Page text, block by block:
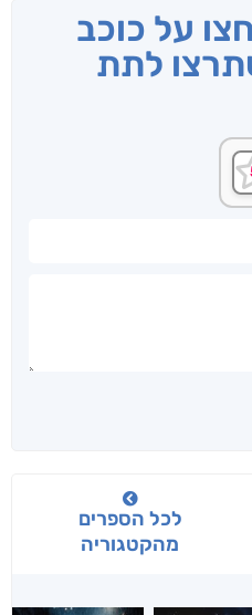
על כוכב
לתת
לכל הספרים
מהקטגוריה